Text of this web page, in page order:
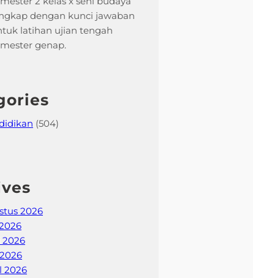
dengan kunci jawaban
latihan ujian tengah
genap.
(504)
2026
2026